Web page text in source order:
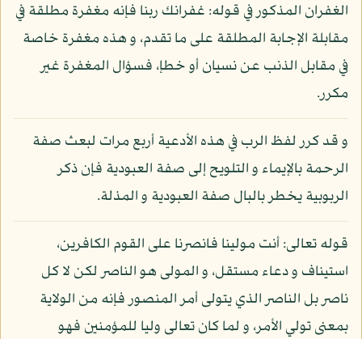
الغفران المذكور في قوله: غفرانك ربنا فإنه مغفرة مطلقة في
مقابلة الإجابة المطلقة على ما تقدم، و هذه مغفرة خاصة
في مقابل الذنب عن نسيان أو خطإ، فسؤال المغفرة غير
مكرر.
و قد كرر لفظ الرب في هذه الأدعية أربع مرات لبعث صفة
الرحمة بالإيماء و التلويح إلى صفة العبودية فإن ذكر
الربوبية يخطر بالبال صفة العبودية و المذلة.
قوله تعالى: أنت مولينا فانصرنا على القوم الكافرين،
استيناف و دعاء مستقل، و المولى هو الناصر لكن لا كل
ناصر بل الناصر الذي يتولى أمر المنصور فإنه من الولاية
بمعنى تولي الأمر، و لما كان تعالى وليا للمؤمنين فهو